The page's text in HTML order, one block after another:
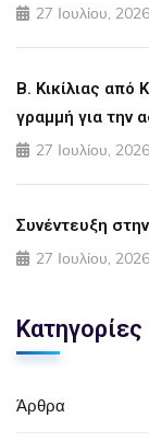
27 Ιουλίου, 2026
Β. Κικίλιας από
γραμμή για την
27 Ιουλίου, 2026
Συνέντευξη
27 Ιουλίου, 2026
Κατηγορίες
Άρθρα